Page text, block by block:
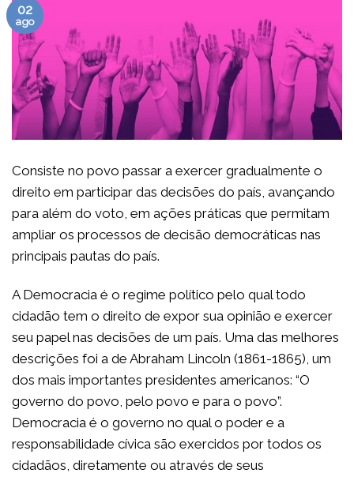
02
ago
Consiste no povo passar a exercer gradualmente o
direito em participar das decisões do país, avançando
para além do voto, em ações práticas que permitam
ampliar os processos de decisão democráticas nas
principais pautas do país.
A Democracia é o regime político pelo qual todo
cidadão tem o direito de expor sua opinião e exercer
seu papel nas decisões de um país. Uma das melhores
descrições foi a de Abraham Lincoln (1861-1865), um
dos mais importantes presidentes americanos: “O
governo do povo, pelo povo e para o povo”.
Democracia é o governo no qual o poder e a
responsabilidade cívica são exercidos por todos os
cidadãos, diretamente ou através de seus